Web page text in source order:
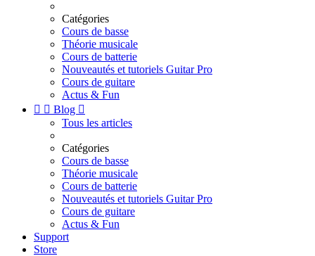
Catégories
Cours de basse
Théorie musicale
Cours de batterie
Nouveautés et tutoriels Guitar Pro
Cours de guitare
Actus & Fun
  Blog 
Tous les articles
Catégories
Cours de basse
Théorie musicale
Cours de batterie
Nouveautés et tutoriels Guitar Pro
Cours de guitare
Actus & Fun
Support
Store